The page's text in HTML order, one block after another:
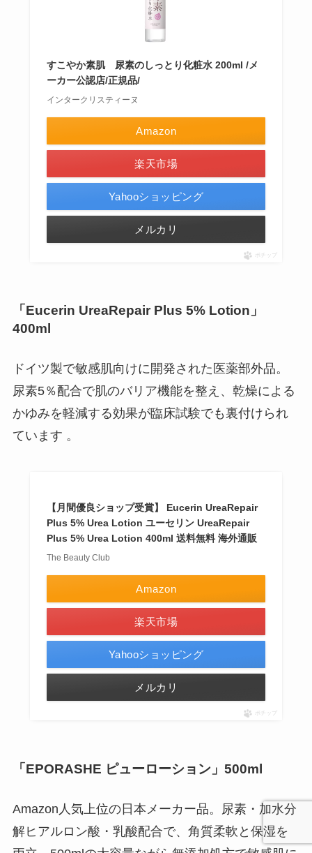
すこやか素肌 尿素のしっとり化粧水 200ml /メ
ーカー公認店/正規品/
インタークリスティーヌ
Amazon
楽天市場
Yahooショッピング
メルカリ
ポチップ
「Eucerin UreaRepair Plus 5% Lotion」
400ml
ドイツ製で敏感肌向けに開発された医薬部外品。
尿素5％配合で肌のバリア機能を整え、乾燥による
かゆみを軽減する効果が臨床試験でも裏付けられ
ています 。
【月間優良ショップ受賞】 Eucerin UreaRepair
Plus 5% Urea Lotion ユーセリン UreaRepair
Plus 5% Urea Lotion 400ml 送料無料 海外通販
The Beauty Club
Amazon
楽天市場
Yahooショッピング
メルカリ
ポチップ
「EPORASHE ピューローション」500ml
Amazon人気上位の日本メーカー品。尿素・加水分
解ヒアルロン酸・乳酸配合で、角質柔軟と保湿を